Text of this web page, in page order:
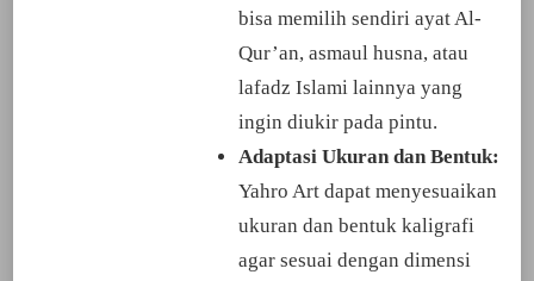
bisa memilih sendiri ayat Al-
Qur’an, asmaul husna, atau
lafadz Islami lainnya yang
ingin diukir pada pintu.
Adaptasi Ukuran dan Bentuk:
Yahro Art dapat menyesuaikan
ukuran dan bentuk kaligrafi
agar sesuai dengan dimensi